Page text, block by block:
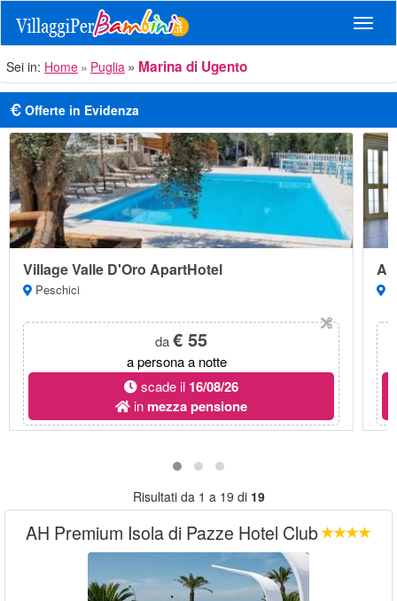
Sei in: Home Puglia Marina di Ugento
Offerte in Evidenza
Village Valle D'Oro ApartHotel
Peschici
da€ 55
a persona a notte
scade il 16/08/26
in mezza pensione
Risultati da 1 a 19 di 19
AH Premium Isola di Pazze Hotel Club